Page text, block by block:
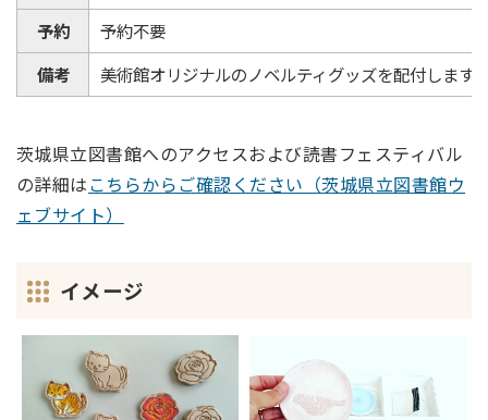
予約
予約不要
備考
美術館オリジナルのノベルティグッズを配付します
茨城県立図書館へのアクセスおよび読書フェスティバル
の詳細はこちらからご確認ください（茨城県立図書館ウ
ェブサイト）
イメージ